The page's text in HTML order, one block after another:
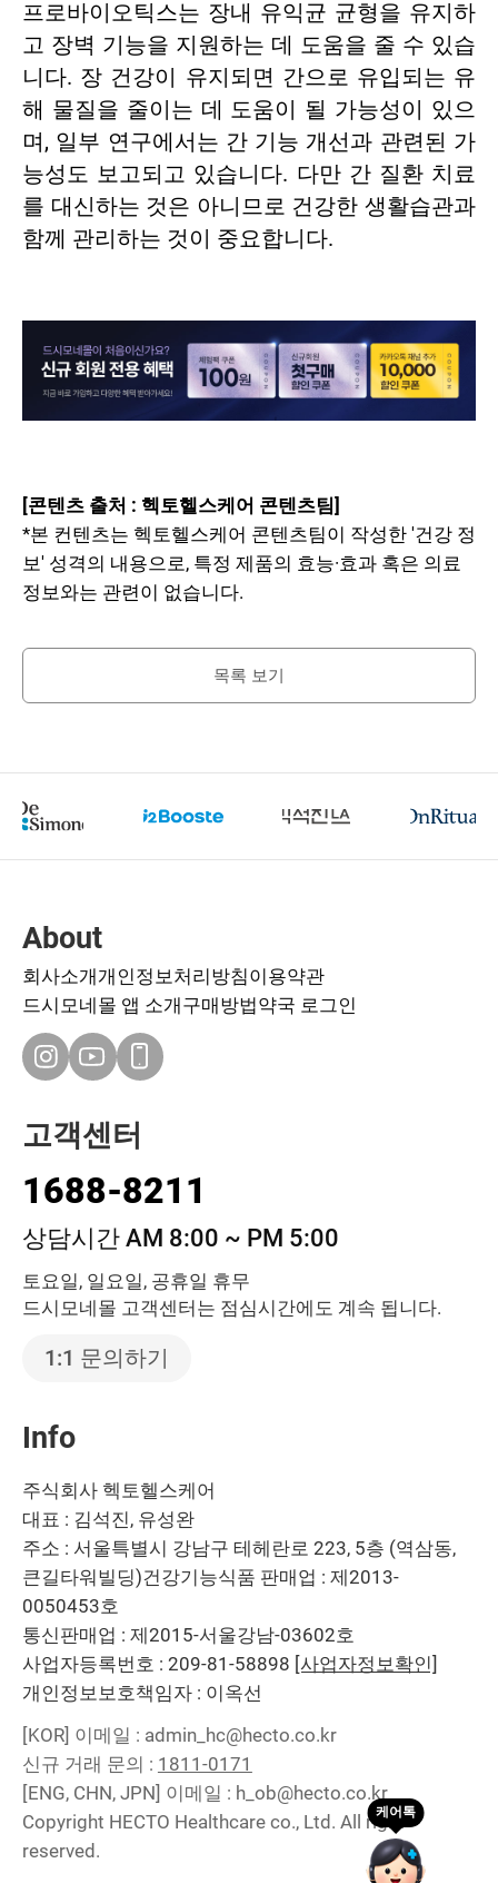
프로바이오틱스는 장내 유익균 균형을 유지하
고 장벽 기능을 지원하는 데 도움을 줄 수 있습
니다. 장 건강이 유지되면 간으로 유입되는 유
해 물질을 줄이는 데 도움이 될 가능성이 있으
며, 일부 연구에서는 간 기능 개선과 관련된 가
능성도 보고되고 있습니다. 다만 간 질환 치료
를 대신하는 것은 아니므로 건강한 생활습관과
함께 관리하는 것이 중요합니다.
[콘텐츠 출처 : 헥토헬스케어 콘텐츠팀]
*본 컨텐츠는 헥토헬스케어 콘텐츠팀이 작성한 '건강 정
보' 성격의 내용으로, 특정 제품의 효능·효과 혹은 의료
정보와는 관련이 없습니다.
목록 보기
About
회사소개개인정보처리방침이용약관
드시모네몰 앱 소개구매방법약국 로그인
고객센터
1688-8211
상담시간 AM 8:00 ~ PM 5:00
토요일, 일요일, 공휴일 휴무
드시모네몰 고객센터는 점심시간에도 계속 됩니다.
1:1 문의하기
Info
주식회사 헥토헬스케어
대표 : 김석진, 유성완
주소 : 서울특별시 강남구 테헤란로 223, 5층 (역삼동,
큰길타워빌딩)건강기능식품 판매업 : 제2013-
0050453호
통신판매업 : 제2015-서울강남-03602호
사업자등록번호 : 209-81-58898 [사업자정보확인]
개인정보보호책임자 : 이옥선
[KOR] 이메일 : admin_hc@hecto.co.kr
신규 거래 문의 : 1811-0171
[ENG, CHN, JPN] 이메일 : h_ob@hecto.co.kr
Copyright HECTO Healthcare co., Ltd. All right
reserved.